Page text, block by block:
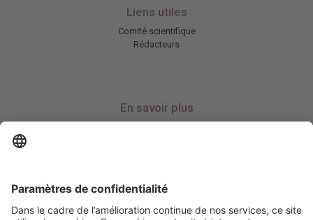
Liens utiles
Comité scientifique
Rédacteurs
En savoir plus
Abonnez-vous à notre newsletter